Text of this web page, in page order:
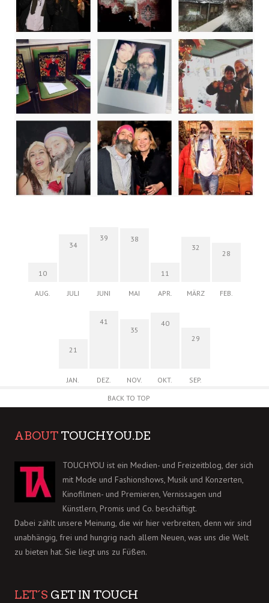
10
AUG.
34
JULI
39
JUNI
38
MAI
11
APR.
32
MÄRZ
28
FEB.
21
JAN.
41
DEZ.
35
NOV.
40
OKT.
29
SEP.
BACK TO TOP
ABOUT TOUCHYOU.DE
TOUCHYOU ist ein Medien- und Freizeitblog, der sich
mit Mode und Fashionshows, Musik und Konzerten,
Kinofilmen- und Premieren, Vernissagen und
Künstlern, Promis und Co. beschäftigt.
Dabei zählt unsere Meinung, die wir hier verbreiten, denn wir sind
unabhängig, frei und hungrig nach allem Neuen, was uns die Welt
zu bieten hat. Sie liegt uns zu Füßen.
LET´S GET IN TOUCH